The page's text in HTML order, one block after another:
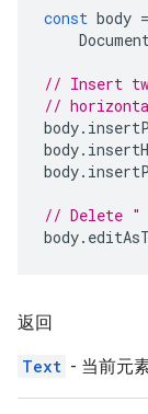
const body =
// Insert
//
body.
body.
body.
// Delete "
body.
返回
Text - 当前元